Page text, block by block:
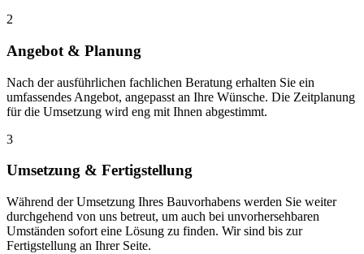
2
Angebot & Planung
Nach der ausführlichen fachlichen Beratung erhalten Sie ein
umfassendes Angebot, angepasst an Ihre Wünsche. Die Zeitplanung
für die Umsetzung wird eng mit Ihnen abgestimmt.
3
Umsetzung & Fertigstellung
Während der Umsetzung Ihres Bauvorhabens werden Sie weiter
durchgehend von uns betreut, um auch bei unvorhersehbaren
Umständen sofort eine Lösung zu finden. Wir sind bis zur
Fertigstellung an Ihrer Seite.